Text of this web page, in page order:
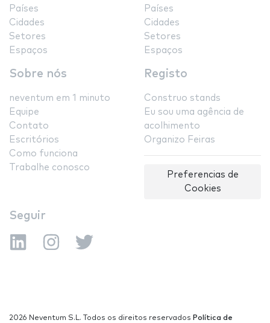
Países
Cidades
Setores
Espaços
Países
Cidades
Setores
Espaços
Sobre nós
neventum em 1 minuto
Equipe
Contato
Escritórios
Como funciona
Trabalhe conosco
Registo
Construo stands
Eu sou uma agência de
acolhimento
Organizo Feiras
Preferencias de
Cookies
Seguir
2026 Neventum S.L. Todos os direitos reservados Política de